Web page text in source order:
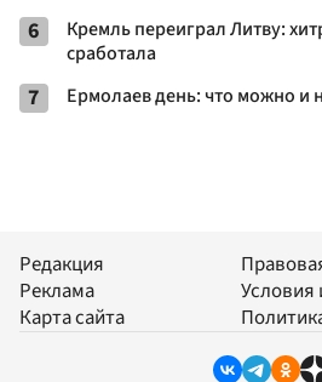
6
Кремль переиграл Литву:
сработала
7 Ермолаев день: что можно и
Редакция
Реклама
Карта сайта
Условия